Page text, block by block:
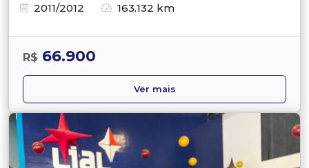
2011/2012
163.132 km
R$ 66.900
Ver mais